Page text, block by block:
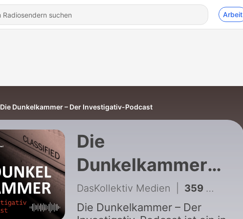
Arbeit
Die Dunkelkammer – Der Investigativ-Podcast
Die
Dunkelkammer
Podcast
DasKollektiv Medien 359 - #358 ORF. Das System Schöber: Abberufen
Die Dunkelkammer – Der